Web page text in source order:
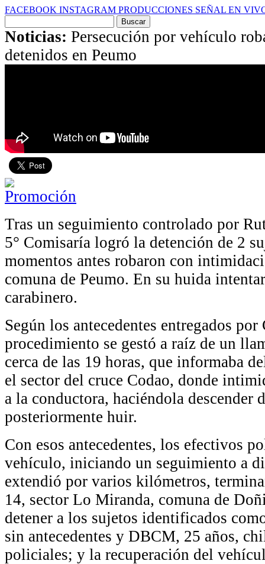
FACEBOOK INSTAGRAM PRODUCCIONES SEÑAL EN
por:
Noticias: Persecución por vehículo
detenidos en Peumo
Tras un seguimiento controlado por
5° Comisaría logró la detención de 2
momentos antes robaron con
comuna de Peumo. En su huida
carabinero.
Según los antecedentes entregados
procedimiento se gestó a raíz de un
cerca de las 19 horas, que informaba
el sector del cruce Codao, donde
a la conductora, haciéndola descender
posteriormente huir.
Con esos antecedentes, los efectivos
vehículo, iniciando un seguimiento a
extendió por varios kilómetros,
14, sector Lo Miranda, comuna de
detener a los sujetos identificados
sin antecedentes y DBCM, 25 años,
policiales; y la recuperación del